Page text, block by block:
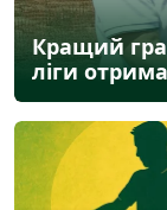
Кращий
ліги